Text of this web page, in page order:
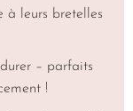
à leurs bretelles
– parfaits
!